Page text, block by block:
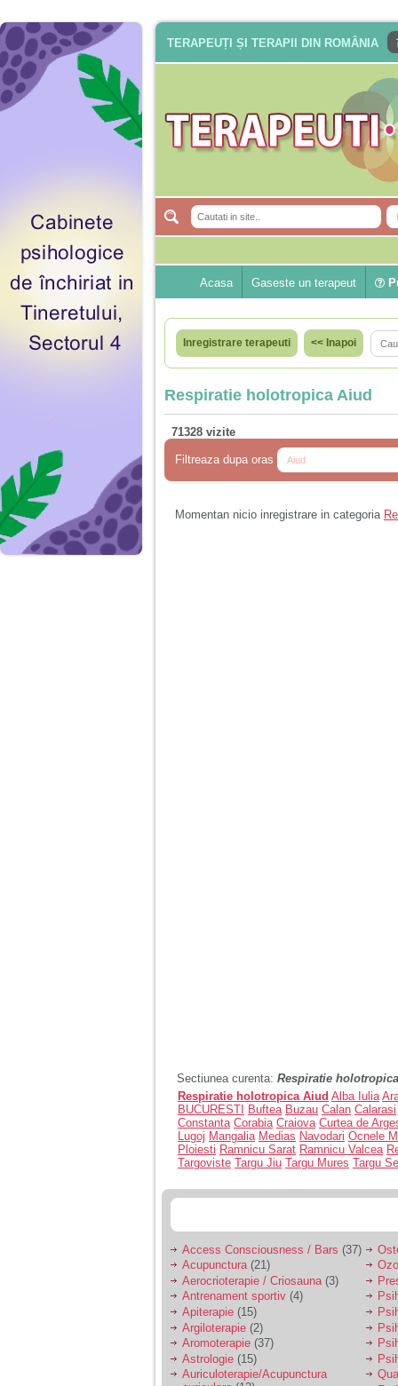
TERAPEUȚI ȘI TERAPII DIN ROMÂNIA
Acasa Gaseste un terapeut
Inregistrare terapeuti << Inapoi
Respiratie holotropica Aiud
71328 vizite
Filtreaza dupa oras
Momentan nicio inregistrare in categoria
Sectiunea curenta: Respiratie
Respiratie holotropica Aiud Alba Iulia
BUCURESTI
Buftea Buzau Calan Calarasi
Constanta Corabia Craiova Curtea de
Lugoj Mangalia Medias Navodari Ocnele
Ploiesti Ramnicu Sarat Ramnicu Valcea
Targoviste Targu Jiu Targu Mures Targu
Access Consciousness / Bars (37)
Acupunctura(21)
Aerocrioterapie / Criosauna (3)
Antrenament sportiv (4)
Apiterapie (15)
Argiloterapie (2)
Aromoterapie (37)
Astrologie (15)
Auriculoterapie/Acupunctura